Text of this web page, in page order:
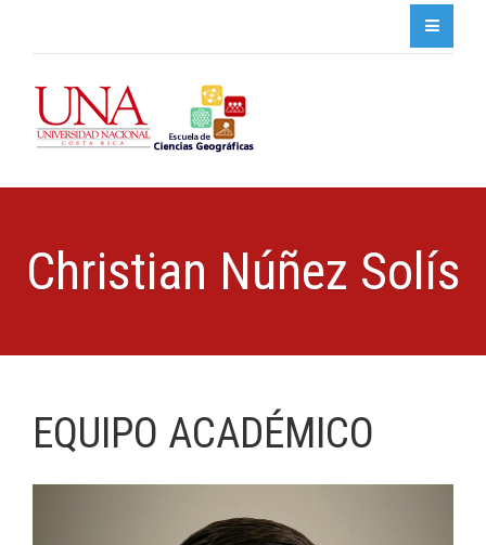
Christian Núñez Solís
EQUIPO ACADÉMICO